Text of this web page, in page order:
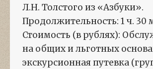
Л.Н. Толстого из «Азбуки».
Продолжительность: 1 ч. 30
Стоимость (в рублях):
на общих и льготных
экскурсионная путевка